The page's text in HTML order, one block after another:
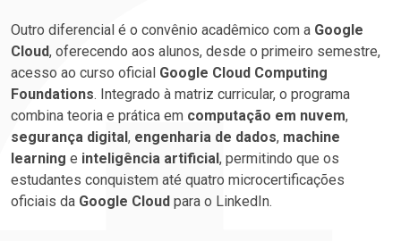
Outro diferencial é o convênio acadêmico com a Google
Cloud, oferecendo aos alunos, desde o primeiro semestre,
acesso ao curso oficial Google Cloud Computing
Foundations. Integrado à matriz curricular, o programa
combina teoria e prática em computação em nuvem,
segurança digital, engenharia de dados, machine
learning e inteligência artificial, permitindo que os
estudantes conquistem até quatro microcertificações
oficiais da Google Cloud para o LinkedIn.